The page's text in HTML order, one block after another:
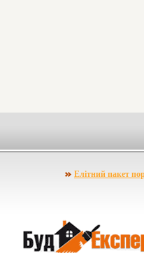
Елітний пакет